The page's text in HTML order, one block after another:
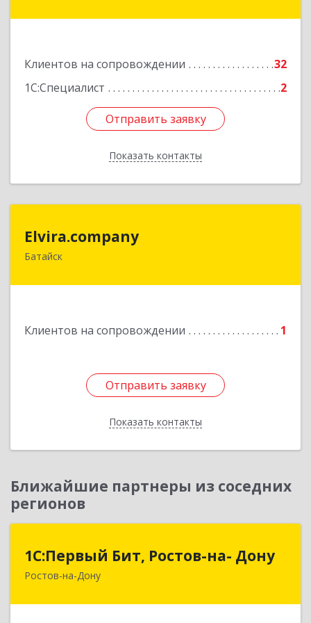
Клиентов на сопровождении
32
1С:Специалист
2
Отправить заявку
Показать контакты
Отправить заявку
Назад
Elvira.company
Батайск
Клиентов на сопровождении 1
Отправить заявку
Показать контакты
Отправить заявку
Назад
Ближайшие партнеры из соседних
регионов
1С:Первый Бит, Ростов-на- Дону
Ростов-на-Дону
1С:Первый Бит, Ростов-на- Дону
344091, Ростовская обл, Ростов-на-Дону г,